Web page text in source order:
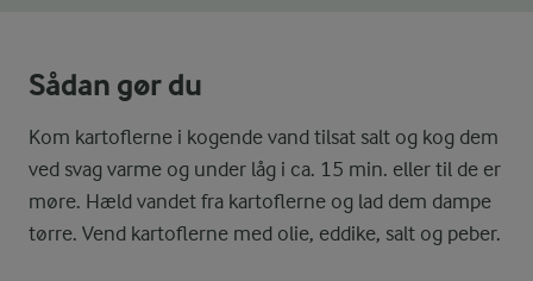
Sådan gør du
Kom kartoflerne i kogende vand tilsat salt og kog dem
ved svag varme og under låg i ca. 15 min. eller til de er
møre. Hæld vandet fra kartoflerne og lad dem dampe
tørre. Vend kartoflerne med olie, eddike, salt og peber.